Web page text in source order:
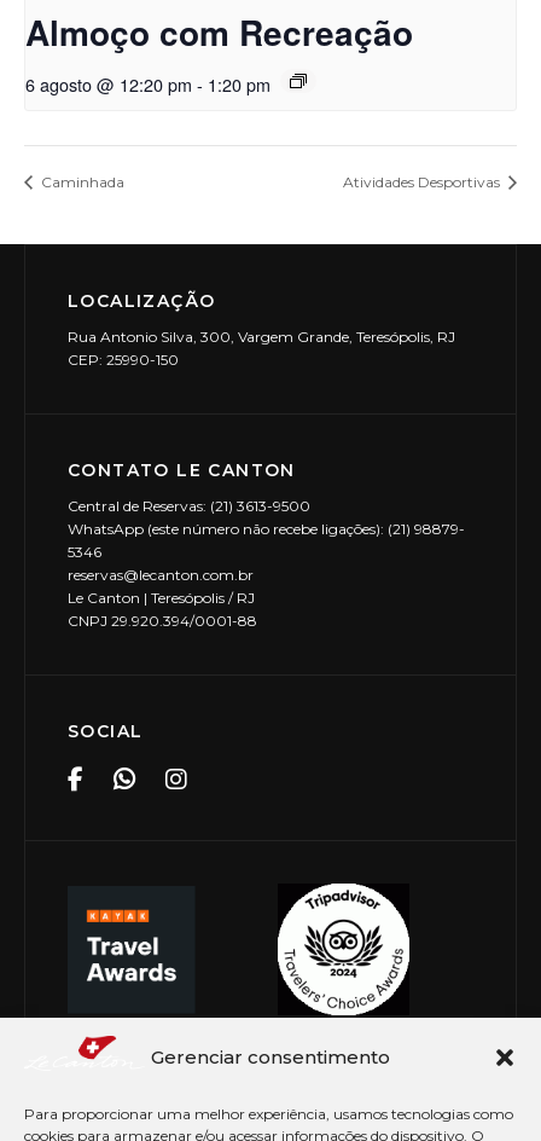
Gerenciar consentimento
Para proporcionar uma melhor experiência, usamos tecnologias como
cookies para armazenar e/ou acessar informações do dispositivo. O
Almoço com Recreação
6 agosto @ 12:20 pm - 1:20 pm
Caminhada Atividades Desportivas
LOCALIZAÇÃO
Rua Antonio Silva, 300, Vargem Grande, Teresópolis, RJ
CEP: 25990-150
CONTATO LE CANTON
Central de Reservas: (21) 3613-9500
WhatsApp (este número não recebe ligações): (21) 98879-
5346
reservas@lecanton.com.br
Le Canton | Teresópolis / RJ
CNPJ 29.920.394/0001-88
SOCIAL